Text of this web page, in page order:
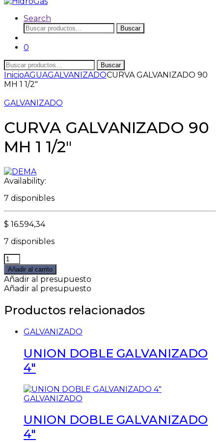
Search
Buscar
por:
Buscar
0
Buscar
por:
Buscar
InicioAGUAGALVANIZADOCURVA GALVANIZADO 90
MH 1 1/2″
GALVANIZADO
CURVA GALVANIZADO 90
MH 1 1/2″
Availability:
7 disponibles
$ 16.594,34
7 disponibles
CURVA
GALVANIZADO
90
MH
1/2"
quantity
Añadir al carrito
Añadir al presupuesto
Añadir al presupuesto
Productos relacionados
GALVANIZADO
UNION DOBLE GALVANIZADO
4″
GALVANIZADO
UNION DOBLE GALVANIZADO
4″